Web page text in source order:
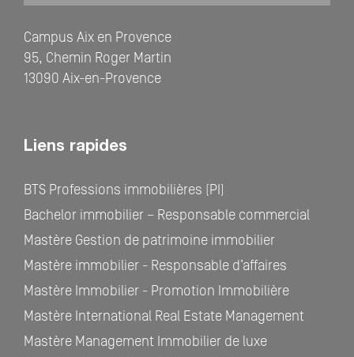
Campus Aix en Provence
95, Chemin Roger Martin
13090 Aix-en-Provence
Liens rapides
BTS Professions immobilières (PI)
Bachelor immobilier – Responsable commercial
Mastère Gestion de patrimoine immobilier
Mastère immobilier - Responsable d’affaires
Mastère Immobilier - Promotion Immobilière
Mastère International Real Estate Management
Mastère Management Immobilier de luxe